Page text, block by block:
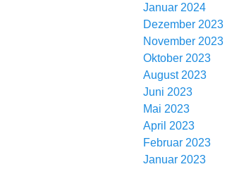
Januar 2024
Dezember 2023
November 2023
Oktober 2023
August 2023
Juni 2023
Mai 2023
April 2023
Februar 2023
Januar 2023